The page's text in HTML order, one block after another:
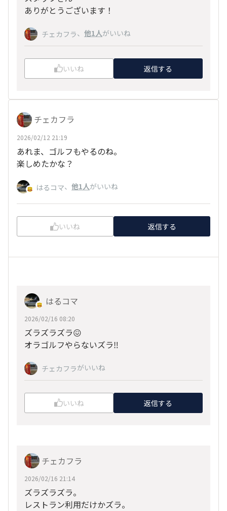
ありがとうございます！
チェカフラ、 他1人がいいね
いいね 返信する
チェカフラ
2026/02/12 21:19
あれま、ゴルフもやるのね。
楽しめたかな？
はるコマ、 他1人がいいね
いいね 返信する
はるコマ
2026/02/16 08:20
ズラズラズラ😖
オラゴルフやらないズラ‼️
チェカフラがいいね
いいね 返信する
チェカフラ
2026/02/16 21:14
ズラズラズラ。
レストラン利用だけかズラ。